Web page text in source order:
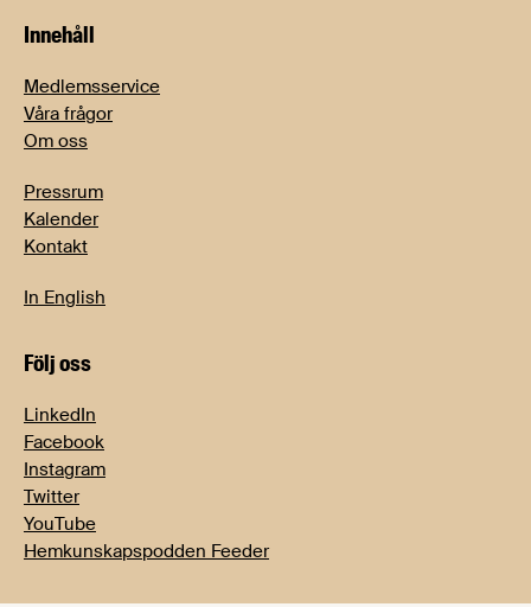
Innehåll
Medlemsservice
Våra frågor
Om oss
Pressrum
Kalender
Kontakt
In English
Följ oss
LinkedIn
Facebook
Instagram
Twitter
YouTube
Hemkunskapspodden Feeder